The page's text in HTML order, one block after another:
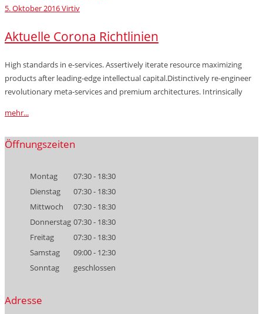
5. Oktober 2016Virtiv
Aktuelle Corona Richtlinien
High standards in e-services. Assertively iterate resource maximizing
products after leading-edge intellectual capital.Distinctively re-engineer
revolutionary meta-services and premium architectures. Intrinsically
mehr...
Öffnungszeiten
Montag
07:30 - 18:30
Dienstag
07:30 - 18:30
Mittwoch
07:30 - 18:30
Donnerstag 07:30 - 18:30
Freitag
07:30 - 18:30
Samstag
09:00 - 12:30
Sonntag
geschlossen
Adresse